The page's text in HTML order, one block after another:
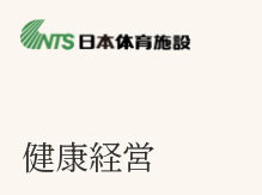
ニュース
健康経営